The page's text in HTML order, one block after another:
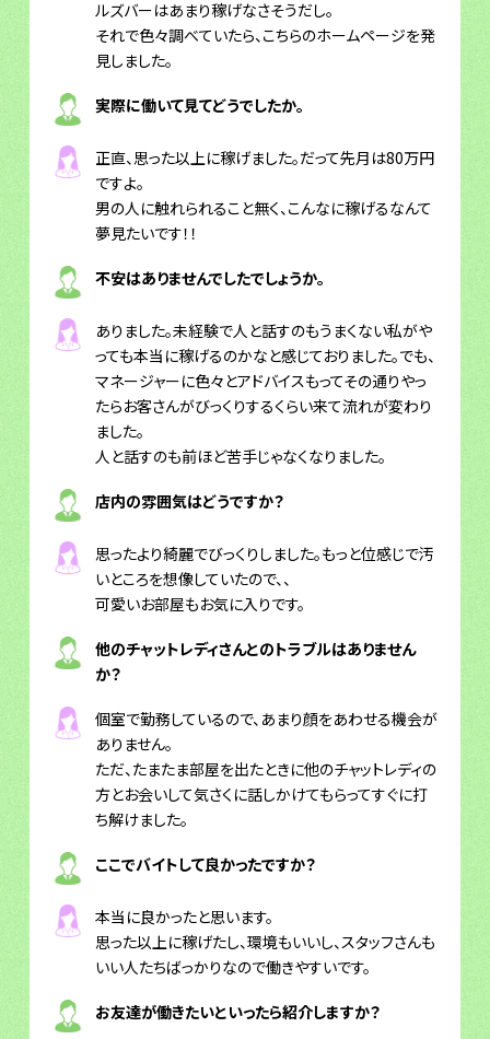
ルズバーはあまり稼げなさそうだし。
それで色々調べていたら、こちらのホームページを発
見しました。
実際に働いて見てどうでしたか。
正直、思った以上に稼げました。だって先月は80万円
ですよ。
男の人に触れられること無く、こんなに稼げるなんて
夢見たいです！！
不安はありませんでしたでしょうか。
ありました。未経験で人と話すのもうまくない私がや
っても本当に稼げるのかなと感じておりました。でも、
マネージャーに色々とアドバイスもってその通りやっ
たらお客さんがびっくりするくらい来て流れが変わり
ました。
人と話すのも前ほど苦手じゃなくなりました。
店内の雰囲気はどうですか？
思ったより綺麗でびっくりしました。もっと位感じで汚
いところを想像していたので、、
可愛いお部屋もお気に入りです。
他のチャットレディさんとのトラブルはありません
か？
個室で勤務しているので、あまり顔をあわせる機会が
ありません。
ただ、たまたま部屋を出たときに他のチャットレディの
方とお会いして気さくに話しかけてもらってすぐに打
ち解けました。
ここでバイトして良かったですか？
本当に良かったと思います。
思った以上に稼げたし、環境もいいし、スタッフさんも
いい人たちばっかりなので働きやすいです。
お友達が働きたいといったら紹介しますか？